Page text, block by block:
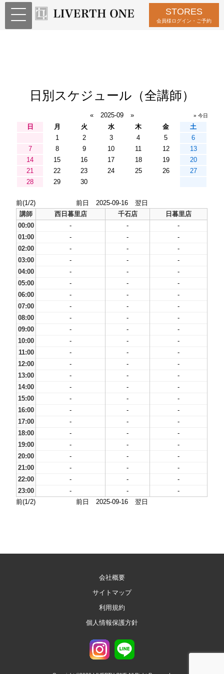
STORES
会員様ログイン・ご予約
日別スケジュール（全講師）
« 2025-09 » » 今日
日 月 火 水 木 金
土
1
2 3 4 5
6
7
8 9 10 11 12
13
14
15 16 17 18 19
20
21
22 23 24 25 26
27
28
29 30
前(1/2) 前日 2025-09-16
翌日
講師
西日暮里店 千石店
日暮里店
00:00
- -
-
01:00
- -
-
02:00
- -
-
03:00
- -
-
04:00
- -
-
05:00
- -
-
06:00
- -
-
07:00
- -
-
08:00
- -
-
09:00
- -
-
10:00
- -
-
11:00
- -
-
12:00
- -
-
13:00
- -
-
14:00
- -
-
15:00
- -
-
16:00
- -
-
17:00
- -
-
18:00
- -
-
19:00
- -
-
20:00
- -
-
21:00
- -
-
22:00
- -
-
23:00
- -
-
前(1/2)
前日 2025-09-16 翌日
会社概要
サイトマップ
利用規約
個人情報保護方針